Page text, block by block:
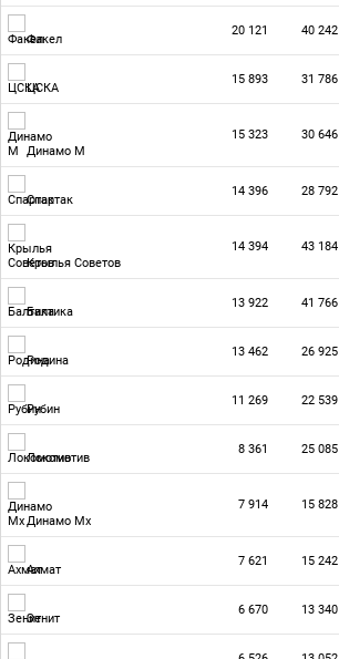
Факел
20 121 40 242
ЦСКА
15 893 31 786
Динамо М
15 323 30 646
Спартак
14 396 28 792
Крылья Советов
14 394 43 184
Балтика
13 922 41 766
Родина
13 462 26 925
Рубин
11 269 22 539
Локомотив
8 361 25 085
Динамо Мх
7 914 15 828
Ахмат
7 621 15 242
Зенит
6 670 13 340